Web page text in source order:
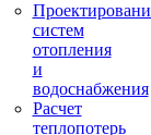
систем
отопления
и
водоснабжения
Расчет
теплопотерь